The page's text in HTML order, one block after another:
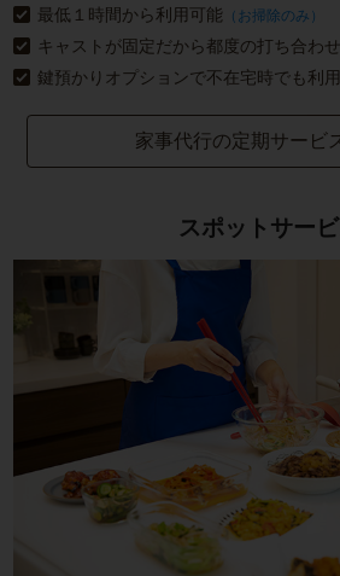
最低１時間から利用可能 （お掃除のみ）
キャストが固定だから都度の打ち合わ
鍵預かりオプションで不在宅時でも利
家事代行の定期サービ
スポットサー